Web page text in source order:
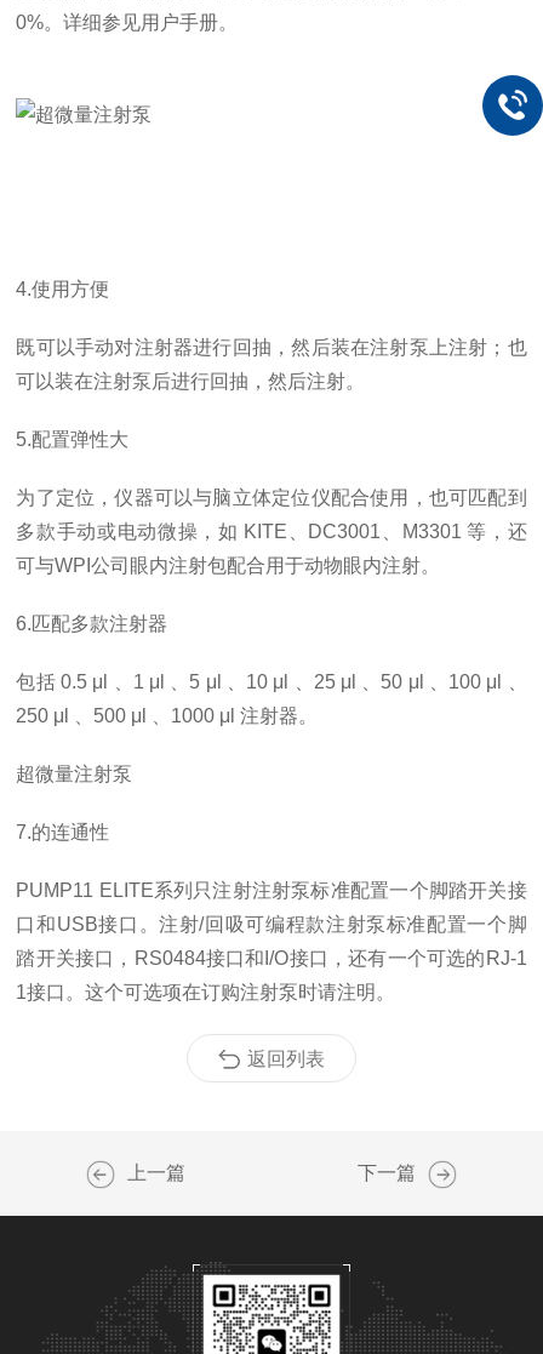
0%。详细参见用户手册。
4.使用方便
既可以手动对注射器进行回抽，然后装在注射泵上注射；也
可以装在注射泵后进行回抽，然后注射。
5.配置弹性大
为了定位，仪器可以与脑立体定位仪配合使用，也可匹配到
多款手动或电动微操，如 KITE、DC3001、M3301 等，还
可与WPI公司眼内注射包配合用于动物眼内注射。
6.匹配多款注射器
包括 0.5 μl 、1 μl 、5 μl 、10 μl 、25 μl 、50 μl 、100 μl 、
250 μl 、500 μl 、1000 μl 注射器。
超微量注射泵
7.的连通性
PUMP11 ELITE系列只注射注射泵标准配置一个脚踏开关接
口和USB接口。注射/回吸可编程款注射泵标准配置一个脚
踏开关接口，RS0484接口和I/O接口，还有一个可选的RJ-1
1接口。这个可选项在订购注射泵时请注明。
返回列表
上一篇 下一篇